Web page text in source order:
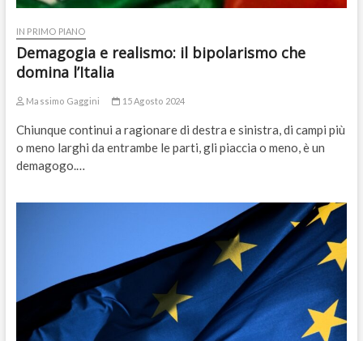
IN PRIMO PIANO
Demagogia e realismo: il bipolarismo che
domina l’Italia
Massimo Gaggini 15 Agosto 2024
Chiunque continui a ragionare di destra e sinistra, di campi più
o meno larghi da entrambe le parti, gli piaccia o meno, è un
demagogo.…